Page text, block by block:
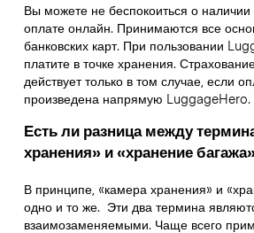
Вы можете не беспокоиться о
оплате онлайн. Принимаются все
банковских карт. При пользовании
платите в точке хранения.
действует только в том случае, если
произведена напрямую LuggageHero.
Есть ли разница между
хранения» и «хранение
В принципе, «камера хранения» и
одно и то же. Эти два термина
взаимозаменяемыми. Чаще всего